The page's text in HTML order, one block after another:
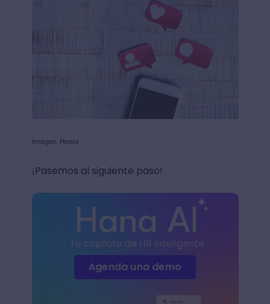
Imagen: Pexels
¡Pasemos al siguiente paso!
Agenda una demo